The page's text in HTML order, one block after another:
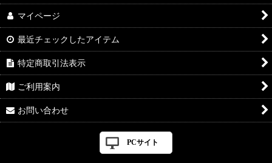
マイページ
最近チェックしたアイテム
特定商取引法表示
ご利用案内
お問い合わせ
PCサイト